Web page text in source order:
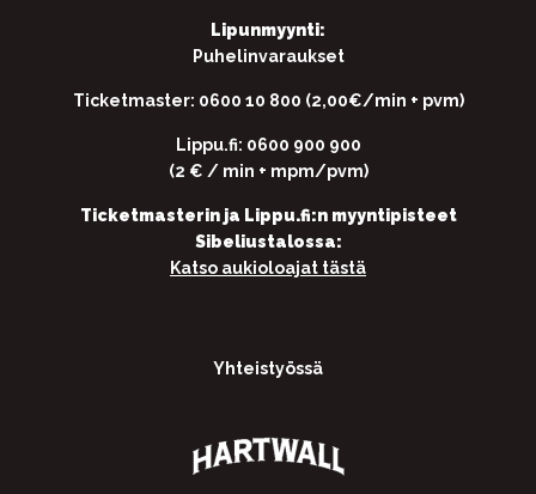
Lipunmyynti:
Puhelinvaraukset
Ticketmaster: 0600 10 800 (2,00€/min + pvm)
Lippu.fi: 0600 900 900
(2 € / min + mpm/pvm)
Ticketmasterin ja Lippu.fi:n myyntipisteet
Sibeliustalossa:
Katso aukioloajat tästä
Yhteistyössä